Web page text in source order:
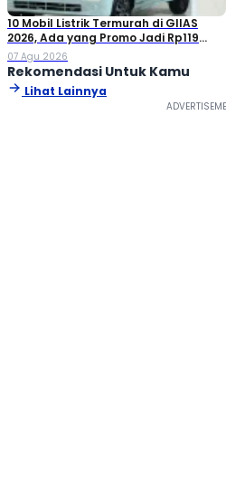
10 Mobil Listrik Termurah di GIIAS
2026, Ada yang Promo Jadi Rp119
Jutaan!
07 Agu 2026
Rekomendasi Untuk Kamu
Lihat Lainnya